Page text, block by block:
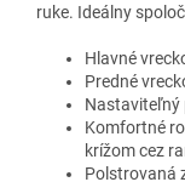
ruke. Ideálny
Hlavné
Predné
Nastaviteľný
Komfortné
krížom cez
Polstrovaná